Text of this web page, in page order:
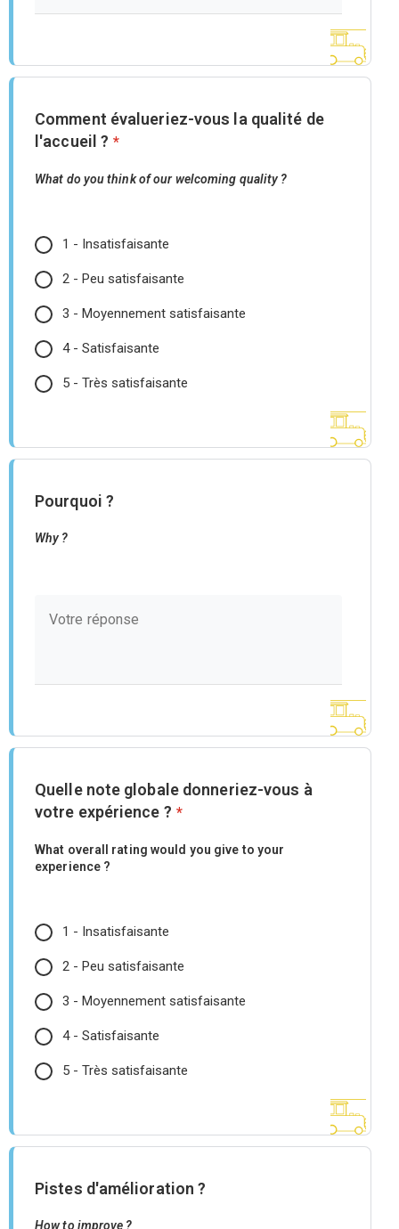
Comment évalueriez-vous la qualité de
l'accueil ? *
What do you think of our welcoming quality ?
1 - Insatisfaisante
2 - Peu satisfaisante
3 - Moyennement satisfaisante
4 - Satisfaisante
5 - Très satisfaisante
Pourquoi ?
Why ?
Quelle note globale donneriez-vous à
votre expérience ? *
What overall rating would you give to your
experience ?
1 - Insatisfaisante
2 - Peu satisfaisante
3 - Moyennement satisfaisante
4 - Satisfaisante
5 - Très satisfaisante
Pistes d'amélioration ?
How to improve ?